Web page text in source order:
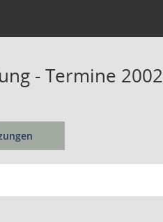
- Termine 2002